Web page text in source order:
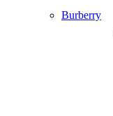
Burberry